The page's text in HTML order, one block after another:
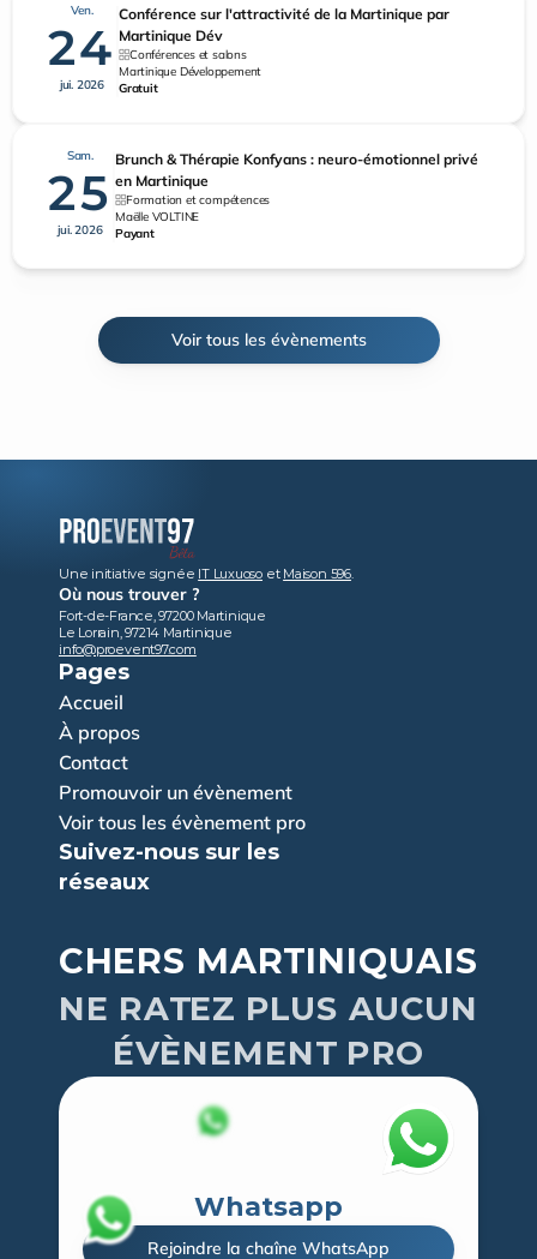
Voir tous les évènements
Ven.
24
jui. 2026
Conférence sur l'attractivité de la Martinique par
Martinique Dév
Conférences et salons
Martinique Développement
Gratuit
Sam.
25
jui. 2026
Brunch & Thérapie Konfyans : neuro-émotionnel privé
en Martinique
Formation et compétences
Maëlle VOLTINE
Payant
Une initiative signée IT Luxuoso et Maison 596.
Où nous trouver ?
Fort-de-France, 97200 Martinique
Le Lorrain, 97214 Martinique
info@proevent97.com
Pages
Accueil
À propos
Contact
Promouvoir un évènement
Voir tous les évènement pro
Suivez-nous sur les
réseaux
CHERS MARTINIQUAIS
NE RATEZ PLUS AUCUN
ÉVÈNEMENT PRO
Whatsapp
Rejoindre la chaîne WhatsApp